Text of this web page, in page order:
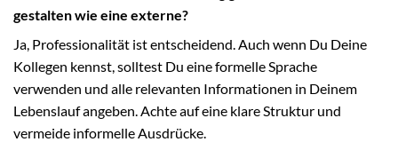
gestalten wie eine externe?
Ja, Professionalität ist entscheidend. Auch wenn Du Deine
Kollegen kennst, solltest Du eine formelle Sprache
verwenden und alle relevanten Informationen in Deinem
Lebenslauf angeben. Achte auf eine klare Struktur und
vermeide informelle Ausdrücke.